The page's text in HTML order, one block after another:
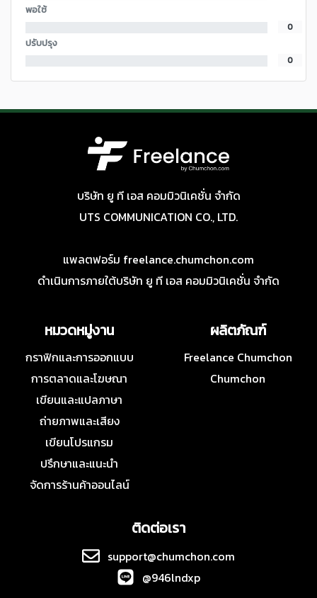
พอใช้
0
ปรับปรุง
0
บริษัท ยู ที เอส คอมมิวนิเคชั่น จำกัด
UTS COMMUNICATION CO., LTD.
แพลตฟอร์ม freelance.chumchon.com
ดำเนินการภายใต้บริษัท ยู ที เอส คอมมิวนิเคชั่น จำกัด
หมวดหมู่งาน
กราฟิกและการออกแบบ
การตลาดและโฆษณา
เขียนและแปลภาษา
ถ่ายภาพและเสียง
เขียนโปรแกรม
ปรึกษาและแนะนำ
จัดการร้านค้าออนไลน์
ผลิตภัณฑ์
Freelance Chumchon
Chumchon
ติดต่อเรา
support@chumchon.com
@946lndxp